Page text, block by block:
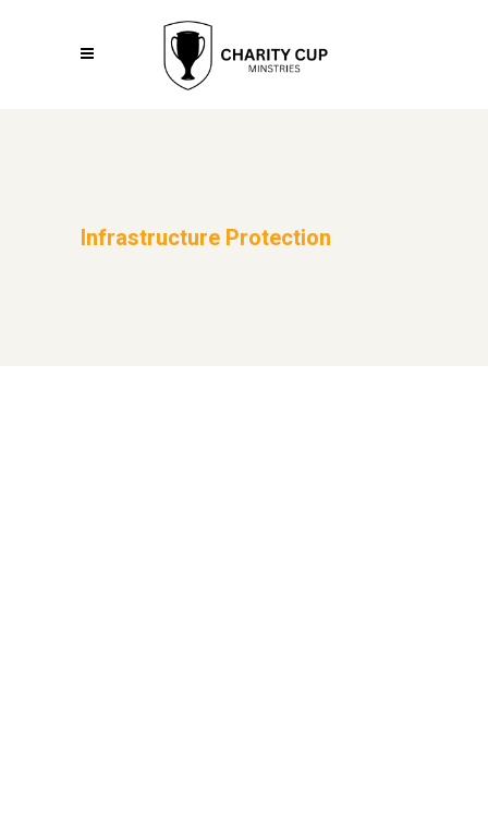
Infrastructure Protection